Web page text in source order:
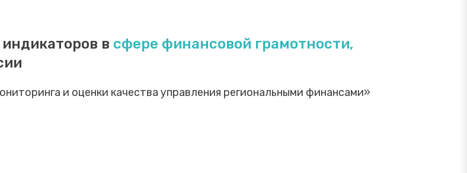
в сфере финансовой грамотности,
и оценки качества управления региональными финансами»